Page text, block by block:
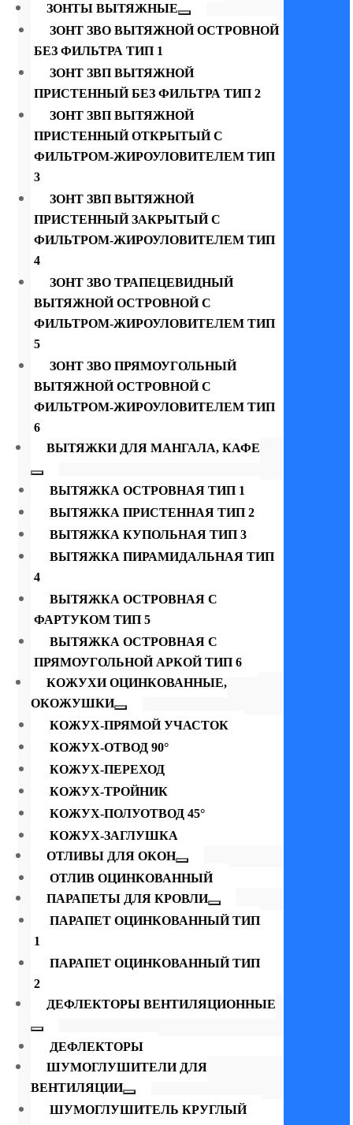
ЗОНТЫ ВЫТЯЖНЫЕ
ЗОНТ ЗВО ВЫТЯЖНОЙ ОСТРОВНОЙ
БЕЗ ФИЛЬТРА ТИП 1
ЗОНТ ЗВП ВЫТЯЖНОЙ
ПРИСТЕННЫЙ БЕЗ ФИЛЬТРА ТИП 2
ЗОНТ ЗВП ВЫТЯЖНОЙ
ПРИСТЕННЫЙ ОТКРЫТЫЙ С
ФИЛЬТРОМ-ЖИРОУЛОВИТЕЛЕМ ТИП
3
ЗОНТ ЗВП ВЫТЯЖНОЙ
ПРИСТЕННЫЙ ЗАКРЫТЫЙ С
ФИЛЬТРОМ-ЖИРОУЛОВИТЕЛЕМ ТИП
4
ЗОНТ ЗВО ТРАПЕЦЕВИДНЫЙ
ВЫТЯЖНОЙ ОСТРОВНОЙ С
ФИЛЬТРОМ-ЖИРОУЛОВИТЕЛЕМ ТИП
5
ЗОНТ ЗВО ПРЯМОУГОЛЬНЫЙ
ВЫТЯЖНОЙ ОСТРОВНОЙ С
ФИЛЬТРОМ-ЖИРОУЛОВИТЕЛЕМ ТИП
6
ВЫТЯЖКИ ДЛЯ МАНГАЛА, КАФЕ
ВЫТЯЖКА ОСТРОВНАЯ ТИП 1
ВЫТЯЖКА ПРИСТЕННАЯ ТИП 2
ВЫТЯЖКА КУПОЛЬНАЯ ТИП 3
ВЫТЯЖКА ПИРАМИДАЛЬНАЯ ТИП
4
ВЫТЯЖКА ОСТРОВНАЯ С
ФАРТУКОМ ТИП 5
ВЫТЯЖКА ОСТРОВНАЯ С
ПРЯМОУГОЛЬНОЙ АРКОЙ ТИП 6
КОЖУХИ ОЦИНКОВАННЫЕ,
ОКОЖУШКИ
КОЖУХ-ПРЯМОЙ УЧАСТОК
КОЖУХ-ОТВОД 90°
КОЖУХ-ПЕРЕХОД
КОЖУХ-ТРОЙНИК
КОЖУХ-ПОЛУОТВОД 45°
КОЖУХ-ЗАГЛУШКА
ОТЛИВЫ ДЛЯ ОКОН
ОТЛИВ ОЦИНКОВАННЫЙ
ПАРАПЕТЫ ДЛЯ КРОВЛИ
ПАРАПЕТ ОЦИНКОВАННЫЙ ТИП
1
ПАРАПЕТ ОЦИНКОВАННЫЙ ТИП
2
ДЕФЛЕКТОРЫ ВЕНТИЛЯЦИОННЫЕ
ДЕФЛЕКТОРЫ
ШУМОГЛУШИТЕЛИ ДЛЯ
ВЕНТИЛЯЦИИ
ШУМОГЛУШИТЕЛЬ КРУГЛЫЙ